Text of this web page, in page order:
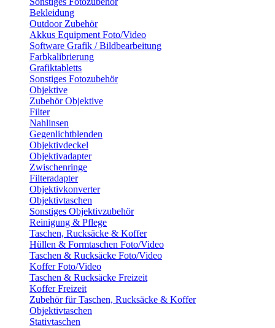
Bekleidung
Outdoor Zubehör
Akkus Equipment Foto/Video
Software Grafik / Bildbearbeitung
Farbkalibrierung
Grafiktabletts
Sonstiges Fotozubehör
Objektive
Zubehör Objektive
Filter
Nahlinsen
Gegenlichtblenden
Objektivdeckel
Objektivadapter
Zwischenringe
Filteradapter
Objektivkonverter
Objektivtaschen
Sonstiges Objektivzubehör
Reinigung & Pflege
Taschen, Rucksäcke & Koffer
Hüllen & Formtaschen Foto/Video
Taschen & Rucksäcke Foto/Video
Koffer Foto/Video
Taschen & Rucksäcke Freizeit
Koffer Freizeit
Zubehör für Taschen, Rucksäcke & Koffer
Objektivtaschen
Stativtaschen